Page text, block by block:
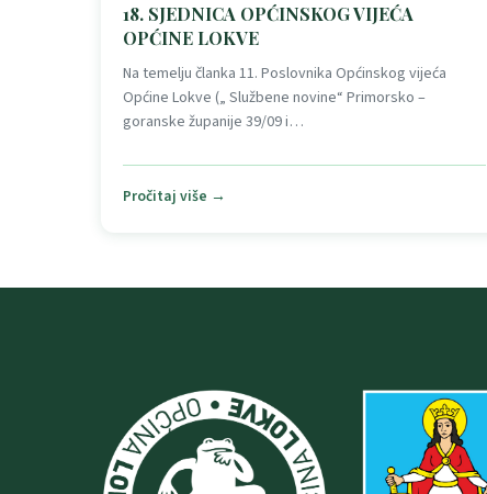
18. SJEDNICA OPĆINSKOG VIJEĆA
OPĆINE LOKVE
Na temelju članka 11. Poslovnika Općinskog vijeća
Općine Lokve („ Službene novine“ Primorsko –
goranske županije 39/09 i…
Pročitaj više →